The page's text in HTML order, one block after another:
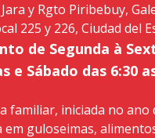
y Rgto Piribebuy,
225 y 226, Ciudad del
de Segunda à
e Sábado das 6:30
familiar, iniciada no ano
em guloseimas,